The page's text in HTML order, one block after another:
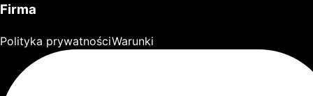
Firma
Polityka prywatnościWarunki